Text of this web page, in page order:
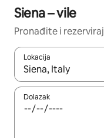
Siena – vile
Pronađite i
Lokacija
Kada budu dostupni
Dolazak